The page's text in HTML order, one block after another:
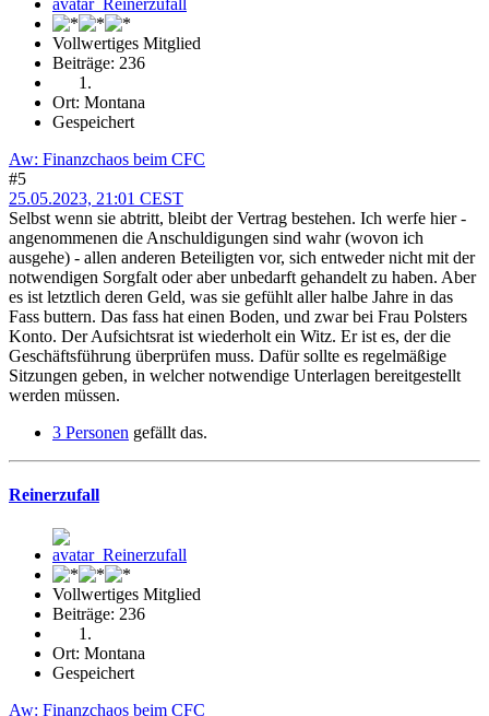
Vollwertiges Mitglied
Beiträge: 236
Ort: Montana
Gespeichert
Aw: Finanzchaos beim CFC
#5
25.05.2023, 21:01 CEST
Selbst wenn sie abtritt, bleibt der Vertrag bestehen. Ich werfe hier -
angenommenen die Anschuldigungen sind wahr (wovon ich
ausgehe) - allen anderen Beteiligten vor, sich entweder nicht mit der
notwendigen Sorgfalt oder aber unbedarft gehandelt zu haben. Aber
es ist letztlich deren Geld, was sie gefühlt aller halbe Jahre in das
Fass buttern. Das fass hat einen Boden, und zwar bei Frau Polsters
Konto. Der Aufsichtsrat ist wiederholt ein Witz. Er ist es, der die
Geschäftsführung überprüfen muss. Dafür sollte es regelmäßige
Sitzungen geben, in welcher notwendige Unterlagen bereitgestellt
werden müssen.
3 Personen gefällt das.
Reinerzufall
Vollwertiges Mitglied
Beiträge: 236
Ort: Montana
Gespeichert
Aw: Finanzchaos beim CFC